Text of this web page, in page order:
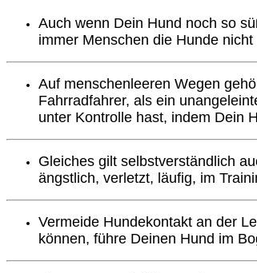
Auch wenn Dein Hund noch so
immer Menschen die Hunde
Auf menschenleeren Wegen
Fahrradfahrer, als ein
unter Kontrolle hast, indem Dein
Gleiches gilt selbstverständlich
ängstlich, verletzt, läufig, im
Vermeide Hundekontakt an der
können, führe Deinen Hund im